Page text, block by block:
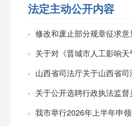
法定主动公开内容
修改和废止部分规章征求意
关于对《晋城市人工影响
山西省司法厅关于山西省
关于公开选聘行政执法监
我市举行2026年上半年申